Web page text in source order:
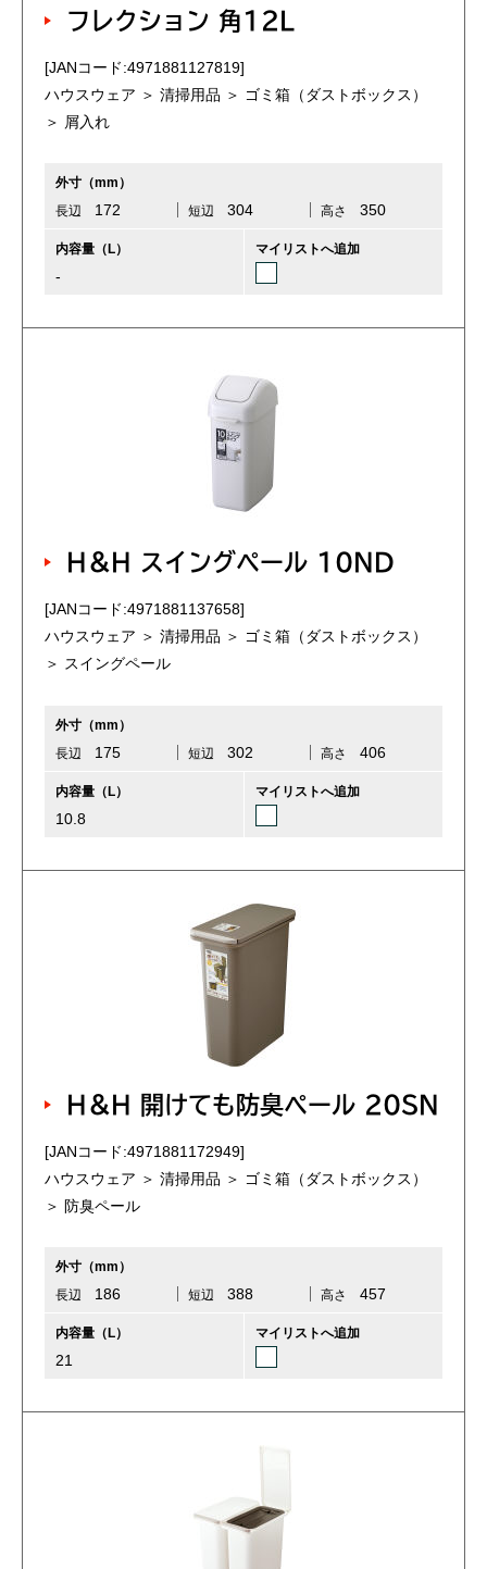
フレクション 角12L
[JANコード:4971881127819]
ハウスウェア ＞ 清掃用品 ＞ ゴミ箱（ダストボックス）
＞ 屑入れ
外寸（mm）
長辺
172 短辺 304 高さ 350
内容量（L）
-
マイリストへ追加
H＆H スイングペール 10ND
[JANコード:4971881137658]
ハウスウェア ＞ 清掃用品 ＞ ゴミ箱（ダストボックス）
＞ スイングペール
外寸（mm）
長辺
175 短辺 302 高さ 406
内容量（L）
10.8
マイリストへ追加
H＆H 開けても防臭ペール 20SN
[JANコード:4971881172949]
ハウスウェア ＞ 清掃用品 ＞ ゴミ箱（ダストボックス）
＞ 防臭ペール
外寸（mm）
長辺
186 短辺 388 高さ 457
内容量（L）
21
マイリストへ追加